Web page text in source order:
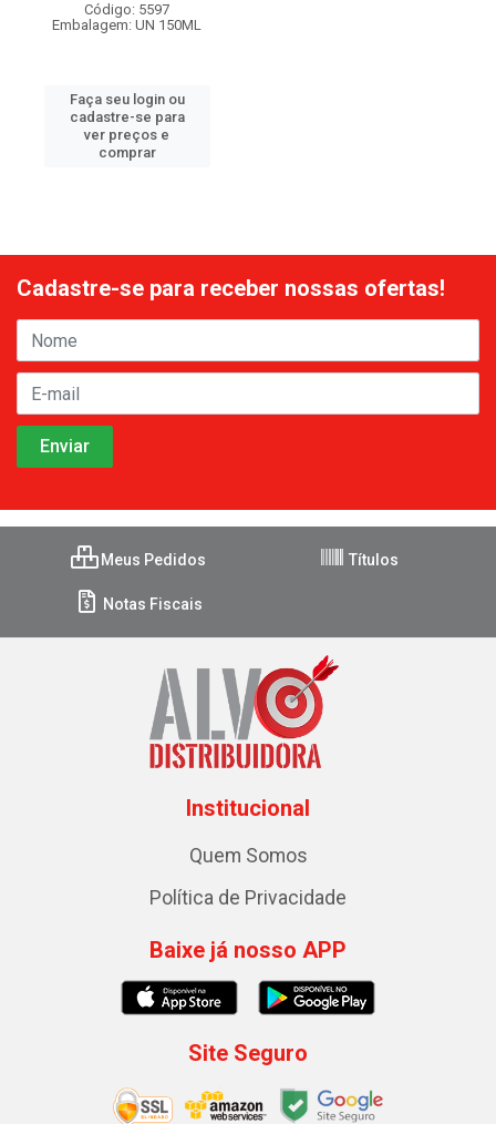
Código: 5597
Embalagem: UN 150ML
Faça seu login ou
cadastre-se para
ver preços e
comprar
Cadastre-se para receber nossas ofertas!
Meus Pedidos Títulos
Notas Fiscais
Institucional
Quem Somos
Política de Privacidade
Baixe já nosso APP
Site Seguro